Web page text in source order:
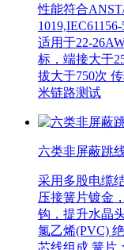
性能符合
适用于22-
标，端接大于
拔大于750次
米链路测试
六类非屏蔽跳
采用多股电缆
压接簧片镀金
钩，提升水晶
氯乙烯(PVC)
芯线组成 簧片